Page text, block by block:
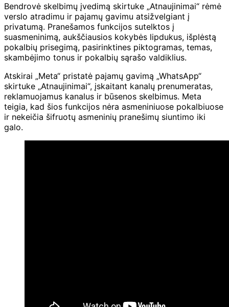
Bendrovė skelbimų įvedimą skirtuke „Atnaujinimai“ rėmė
verslo atradimu ir pajamų gavimu atsižvelgiant į
privatumą. Pranešamos funkcijos sutelktos į
suasmeninimą, aukščiausios kokybės lipdukus, išplėstą
pokalbių prisegimą, pasirinktines piktogramas, temas,
skambėjimo tonus ir pokalbių sąrašo valdiklius.
Atskirai „Meta“ pristatė pajamų gavimą „WhatsApp“
skirtuke „Atnaujinimai“, įskaitant kanalų prenumeratas,
reklamuojamus kanalus ir būsenos skelbimus. Meta
teigia, kad šios funkcijos nėra asmeniniuose pokalbiuose
ir nekeičia šifruotų asmeninių pranešimų siuntimo iki
galo.